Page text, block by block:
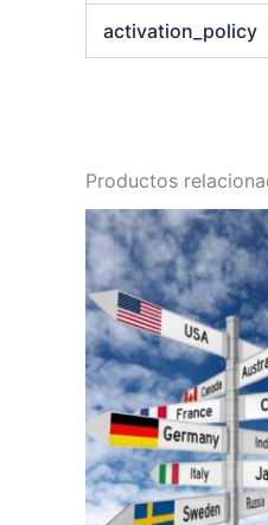
activation_policy
Productos